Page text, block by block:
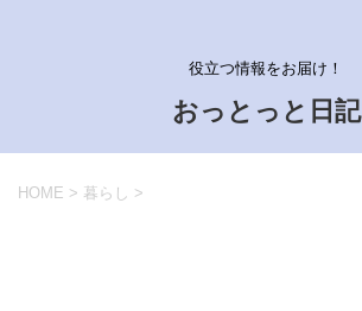
役立つ情報をお届け！
おっとっと日記
HOME > 暮らし >